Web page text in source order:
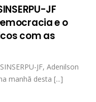
JF
e o
com as
JF, Adenilson
manhã desta [...]